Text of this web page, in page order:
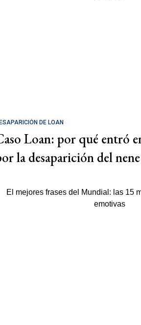
DE LOAN
Loan: por qué entró
la desaparición del nene